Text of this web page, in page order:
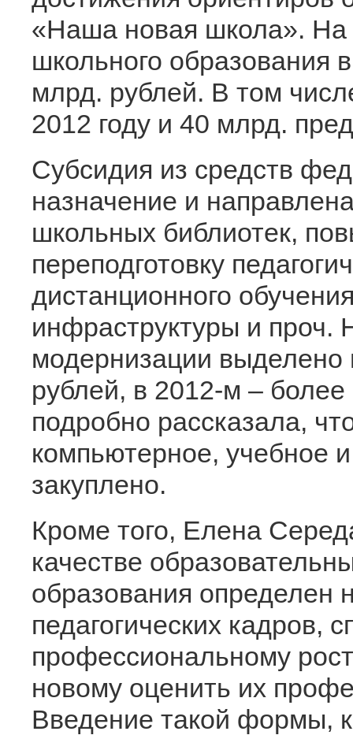
«Наша новая школа». На
школьного образования
млрд. рублей. В том
2012 году и 40 млрд.
Субсидия из средств
назначение и
школьных библиотек,
переподготовку
дистанционного
инфраструктуры и проч.
модернизации выделено
рублей, в 2012-м –
подробно рассказала,
компьютерное, учебное
закуплено.
Кроме того, Елена
качестве
образования определен
педагогических кадров,
профессиональному
новому оценить их
Введение такой формы,